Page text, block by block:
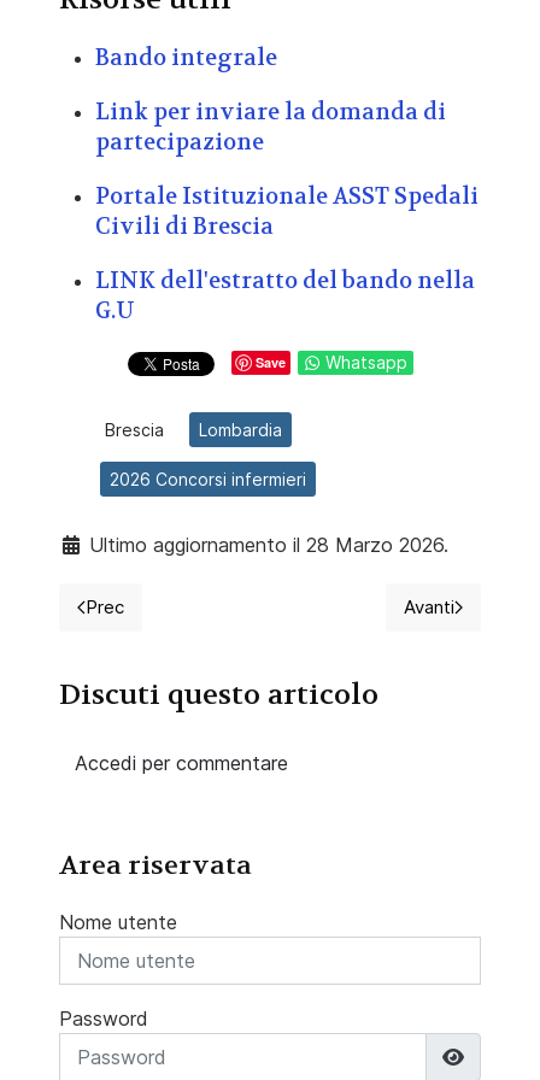
Bando integrale
Link per inviare la domanda di
partecipazione
Portale Istituzionale ASST Spedali
Civili di Brescia
LINK dell'estratto del bando nella
G.U
Save Whatsapp
Brescia Lombardia
2026 Concorsi infermieri
Ultimo aggiornamento il 28 Marzo 2026.
Articolo precedente: 2026 Diario per 160 infermieri,
Prec Articolo
Avanti
Discuti questo articolo
Accedi per commentare
Area riservata
Nome utente
Password